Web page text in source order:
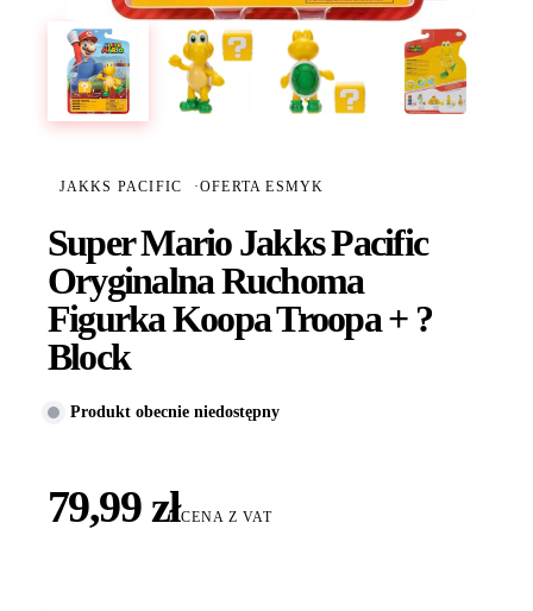
JAKKS PACIFIC ·OFERTA ESMYK
Super Mario Jakks Pacific
Oryginalna Ruchoma
Figurka Koopa Troopa + ?
Block
Produkt obecnie niedostępny
79,99 złCENA Z VAT